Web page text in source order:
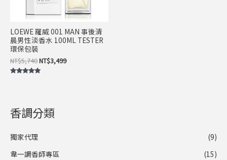
香調分類
獨家代理
(9)
韋一調香師專區
(15)
LOEWE 羅威 001 MAN 事後清
晨男性淡香水 100ML TESTER
環保包裝
NT$5,740NT$3,499